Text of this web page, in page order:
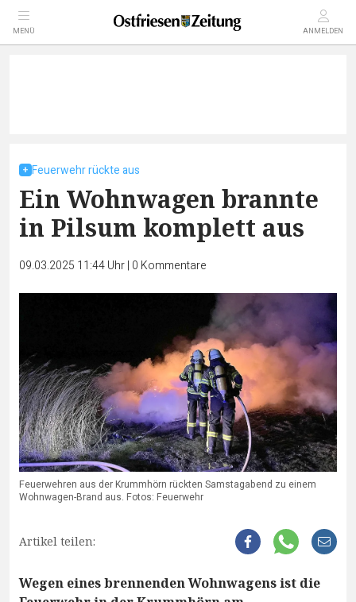
MENÜ ANMELDEN
Feuerwehr rückte aus
Ein Wohnwagen brannte
in Pilsum komplett aus
09.03.2025 11:44 Uhr| 0 Kommentare
Feuerwehren aus der Krummhörn rückten Samstagabend zu einem
Wohnwagen-Brand aus. Fotos: Feuerwehr
Artikel teilen:
Wegen eines brennenden Wohnwagens ist die